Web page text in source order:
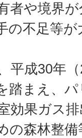
者や境界
の不足等
平成30年
踏まえ、
効果ガス
の森林整